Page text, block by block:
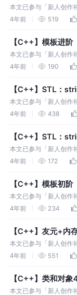
本文已参与「新人创作
的输入输出 C语言中最
4年前 519
【C++】模板进阶
本文已参与「新人创作
文章是【C++】模板初
4年前 190
【C++】STL：
本文已参与「新人创作
【C++】STL(一)string
4年前 438
【C++】STL：
本文已参与「新人创作
的内容很多，所以文章
4年前 172
【C++】模板初阶
本文已参与「新人创作
程 以交换两个变量的值
方面
4年前 234
【C++】友元+内
本文已参与「新人创作
友元分为友元函数和友
1.友元
4年前 551
【C++】类和对
本文已参与「新人创作